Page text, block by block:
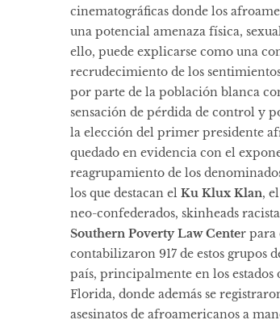
cinematográficas donde los
una potencial amenaza física,
ello, puede explicarse como una
recrudecimiento de los
por parte de la población blanca
sensación de pérdida de control y
la elección del primer presidente
quedado en evidencia con el
reagrupamiento de los
los que destacan el Ku Klux Klan,
neo-confederados, skinheads
Southern Poverty Law Center para
contabilizaron 917 de estos grupos
país, principalmente en los estados
Florida, donde además se
asesinatos de afroamericanos a